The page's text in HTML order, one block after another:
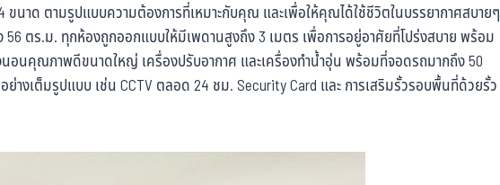
ขนาด ตามรูปแบบความต้องการที่เหมาะกับคุณ และเพื่อให้คุณได้ใช้ชีวิตในบรรยากาศสบายๆ
ตร.ม. ทุกห้องถูกออกแบบให้มีเพดานสูงถึง 3 เมตร เพื่อการอยู่อาศัยที่โปร่งสบาย พร้อม
อนคุณภาพดีขนาดใหญ่ เครื่องปรับอากาศ และเครื่องทำน้ำอุ่น พร้อมที่จอดรถมากถึง 50
างเต็มรูปแบบ เช่น CCTV ตลอด 24 ชม. Security Card และ การเสริมรั้วรอบพื้นที่ด้วยรั้ว